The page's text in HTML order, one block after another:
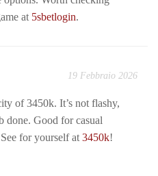
at 5sbetlogin.
19 Febbraio 2026
of 3450k. It’s not flashy,
done. Good for casual
for yourself at 3450k!